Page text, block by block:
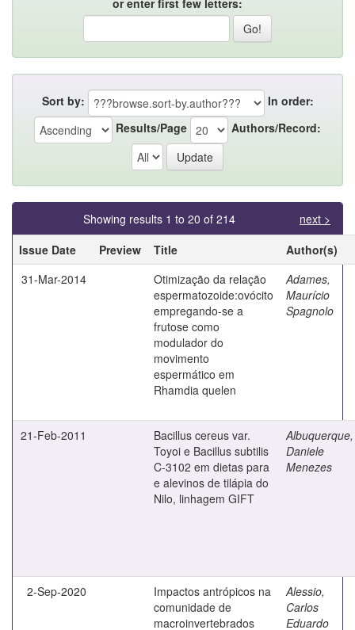
Sort by:
In order:
Results/Page
Authors/Record:
Showing results 1 to 20 of 214
next >
Issue Date
Preview Title
Author(s)
31-Mar-2014
Otimização da relação
espermatozoide:ovócito
empregando-se a
frutose como
modulador do
movimento
espermático em
Rhamdia quelen
Adames,
Maurício
Spagnolo
21-Feb-2011
Bacillus cereus var.
Toyoi e Bacillus subtilis
C-3102 em dietas para
e alevinos de tilápia do
Nilo, linhagem GIFT
Albuquerque,
Daniele
Menezes
2-Sep-2020
Impactos antrópicos na
comunidade de
macroinvertebrados
Alessio,
Carlos
Eduardo